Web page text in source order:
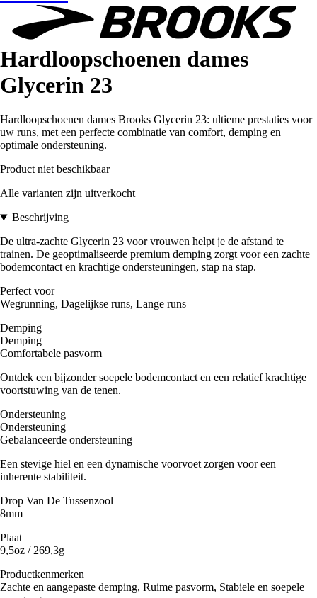
Hardloopschoenen dames
Glycerin 23
Hardloopschoenen dames Brooks Glycerin 23: ultieme prestaties voor
uw runs, met een perfecte combinatie van comfort, demping en
optimale ondersteuning.
Product niet beschikbaar
Alle varianten zijn uitverkocht
Beschrijving
De ultra-zachte Glycerin 23 voor vrouwen helpt je de afstand te
trainen. De geoptimaliseerde premium demping zorgt voor een zachte
bodemcontact en krachtige ondersteuningen, stap na stap.
Perfect voor
Wegrunning, Dagelijkse runs, Lange runs
Demping
Demping
Comfortabele pasvorm
Ontdek een bijzonder soepele bodemcontact en een relatief krachtige
voortstuwing van de tenen.
Ondersteuning
Ondersteuning
Gebalanceerde ondersteuning
Een stevige hiel en een dynamische voorvoet zorgen voor een
inherente stabiliteit.
Drop Van De Tussenzool
8mm
Plaat
9,5oz / 269,3g
Productkenmerken
Zachte en aangepaste demping, Ruime pasvorm, Stabiele en soepele